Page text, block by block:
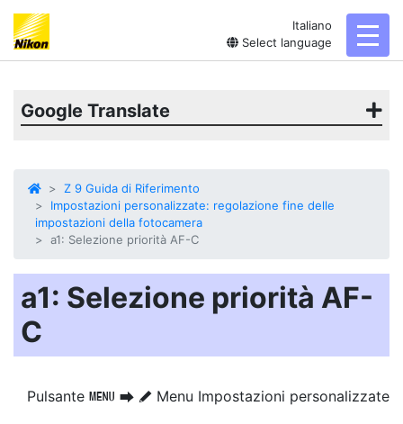
Italiano
Select language
Google Translate
Z 9 Guida di Riferimento
Impostazioni personalizzate: regolazione fine delle
impostazioni della fotocamera
a1: Selezione priorità AF-C
a1: Selezione priorità AF-
C
Pulsante G U A Menu Impostazioni personalizzate